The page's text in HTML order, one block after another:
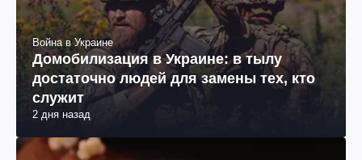
Война в Украине
Домобилизация в Украине: в тылу
достаточно людей для замены тех, кто
служит
2 дня назад